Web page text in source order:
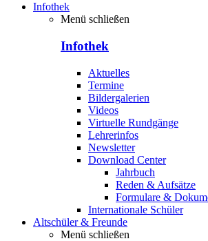
Infothek
Menü schließen
Infothek
Aktuelles
Termine
Bildergalerien
Videos
Virtuelle Rundgänge
Lehrerinfos
Newsletter
Download Center
Jahrbuch
Reden & Aufsätze
Formulare &
Internationale Schüler
Altschüler & Freunde
Menü schließen